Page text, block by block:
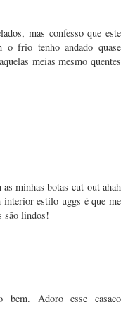
mas confesso que este
o frio tenho andado quase
meias mesmo quentes
minhas botas cut-out ahah
estilo uggs é que me
são lindos!
bem. Adoro esse casaco